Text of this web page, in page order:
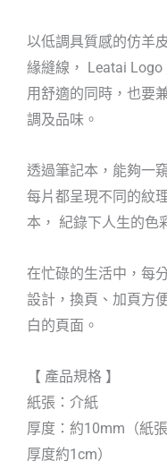
以低調具質感的仿羊
緣縫線， Leatai
用舒適的同時，也要
調及品味。
透過筆記本，能夠一
每片都呈現不同的紋
本， 紀錄下人生的色
在忙碌的生活中，每
設計，換頁、加頁方
白的頁面。
【 產品規格 】
紙張：介紙
厚度：約10mm（紙
厚度約1cm）